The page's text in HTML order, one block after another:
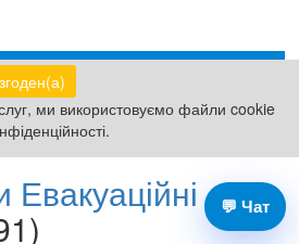
ми використовуємо файли cookie
місце для
💬 Чат